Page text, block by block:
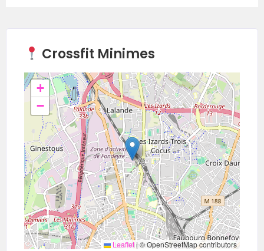
Crossfit Minimes
+
−
Leaflet|© OpenStreetMap contributors